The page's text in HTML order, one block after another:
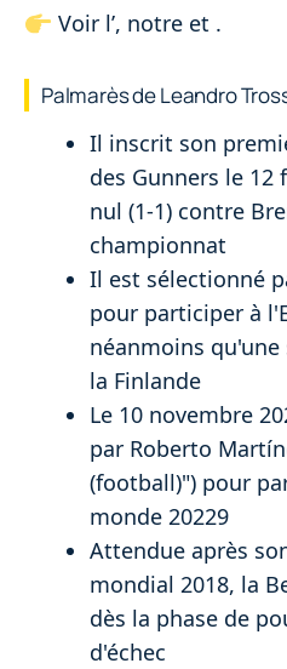
Voir l’, notre et .
Palmarès de Leandro
Il inscrit son
des Gunners le 12
nul (1-1) contre
championnat
Il est sélectionné
pour participer à
néanmoins
la Finlande
Le 10 novembre
par Roberto
(football)") pour
monde 20229
Attendue après
mondial 2018, la
dès la phase de
d'échec